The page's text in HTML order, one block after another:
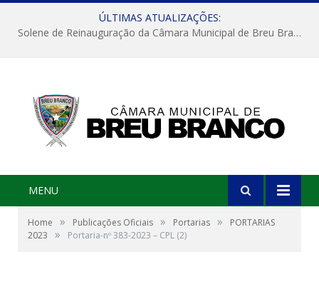
ÚLTIMAS ATUALIZAÇÕES:
Solene de Reinauguração da Câmara Municipal de Breu Branco
MENU
Home » Publicações Oficiais » Portarias »
PORTARIAS
2023
» Portaria-nº 383-2023 – CPL (2)